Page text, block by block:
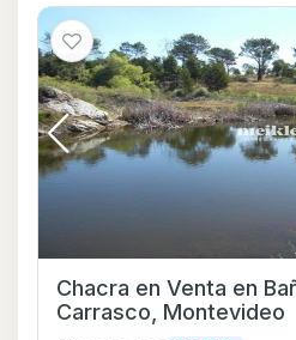
Chacra en Venta en Bañados de
Carrasco, Montevideo